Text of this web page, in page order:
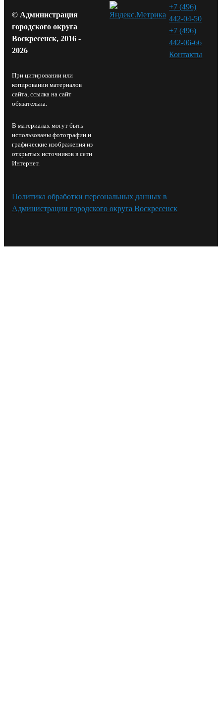
© Администрация
городского округа
Воскресенск, 2016 -
2026
При цитировании или
копировании материалов
сайта, ссылка на сайт
обязательна.
В материалах могут быть
использованы фотографии и
графические изображения из
открытых источников в сети
Интернет.
+7 (496)
442-04-50
+7 (496)
442-06-66
Контакты⁠
Политика обработки персональных данных в
Администрации городского округа Воскресенск